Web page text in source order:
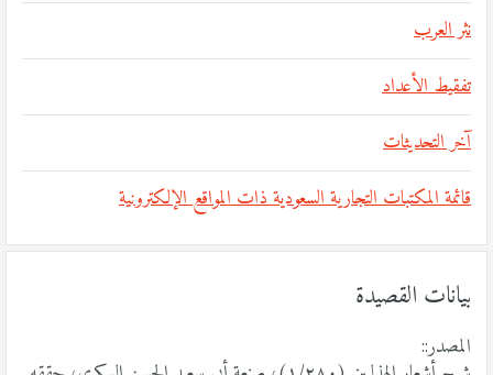
نثر العرب
تفقيط الأعداد
آخر التحديثات
قائمة المكتبات التجارية السعودية ذات المواقع الإلكترونية
بيانات القصيدة
المصدر::